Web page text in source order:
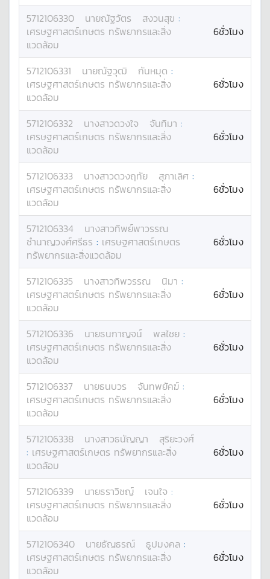
5712106330 นายณัฐวัตร สงวนสุข :
เศรษฐศาสตร์เกษตร ทรัพยากรและสิ่ง
แวดล้อม
6ชั่วโมง
5712106331 นายณัฐวุฒิ กันหมุด :
เศรษฐศาสตร์เกษตร ทรัพยากรและสิ่ง
แวดล้อม
6ชั่วโมง
5712106332 นางสาวดวงใจ จันทิมา :
เศรษฐศาสตร์เกษตร ทรัพยากรและสิ่ง
แวดล้อม
6ชั่วโมง
5712106333 นางสาวดวงฤทัย สุภาเลิศ :
เศรษฐศาสตร์เกษตร ทรัพยากรและสิ่ง
แวดล้อม
6ชั่วโมง
5712106334 นางสาวทิพย์พาวรรณ
ชำนาญวงศ์ศรีธร : เศรษฐศาสตร์เกษตร
ทรัพยากรและสิ่งแวดล้อม
6ชั่วโมง
5712106335 นางสาวทิพวรรณ นิมา :
เศรษฐศาสตร์เกษตร ทรัพยากรและสิ่ง
แวดล้อม
6ชั่วโมง
5712106336 นายธนกาญจน์ พลไชย :
เศรษฐศาสตร์เกษตร ทรัพยากรและสิ่ง
แวดล้อม
6ชั่วโมง
5712106337 นายธนบวร จันทพยัคฆ์ :
เศรษฐศาสตร์เกษตร ทรัพยากรและสิ่ง
แวดล้อม
6ชั่วโมง
5712106338 นางสาวธนัญญา
สุริยะวงศ์
: เศรษฐศาสตร์เกษตร ทรัพยากรและสิ่ง
แวดล้อม
6ชั่วโมง
5712106339 นายธราวิชญ์ เจนใจ :
เศรษฐศาสตร์เกษตร ทรัพยากรและสิ่ง
แวดล้อม
6ชั่วโมง
5712106340 นายธัญธรณ์ ธูปมงคล :
เศรษฐศาสตร์เกษตร ทรัพยากรและสิ่ง
แวดล้อม
6ชั่วโมง